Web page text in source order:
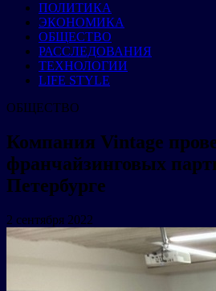
ПОЛИТИКА
ЭКОНОМИКА
ОБЩЕСТВО
РАССЛЕДОВАНИЯ
ТЕХНОЛОГИИ
LIFE STYLE
ОБЩЕСТВО
Компания Vintage
франчайзинговых
Петербурге
2 сентября 2022